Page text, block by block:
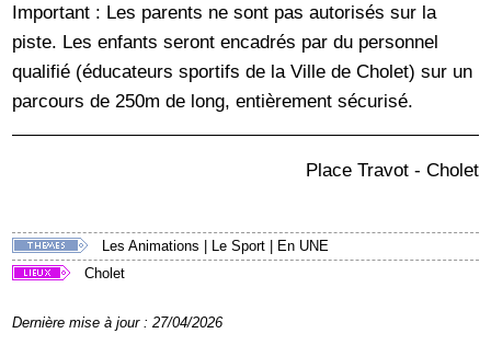
Important : Les parents ne sont pas autorisés sur la
piste. Les enfants seront encadrés par du personnel
qualifié (éducateurs sportifs de la Ville de Cholet) sur un
parcours de 250m de long, entièrement sécurisé.
Place Travot - Cholet
Les Animations | Le Sport | En UNE
Cholet
Dernière mise à jour : 27/04/2026